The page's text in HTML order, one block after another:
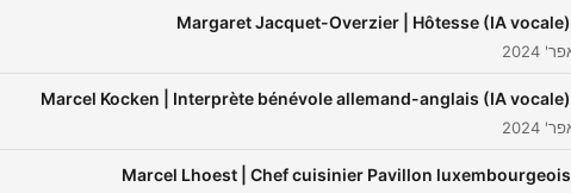
chapitre de leur histoire
des hôtesses au
les 6 épisodes vous
Margaret Jacquet-Overzier | Hôtesse (IA vocale)
Marcel Kocken | Interprète bénévole allemand-anglais (IA vocale)
Marcel Lhoest | Chef cuisinier Pavillon luxembourgeois